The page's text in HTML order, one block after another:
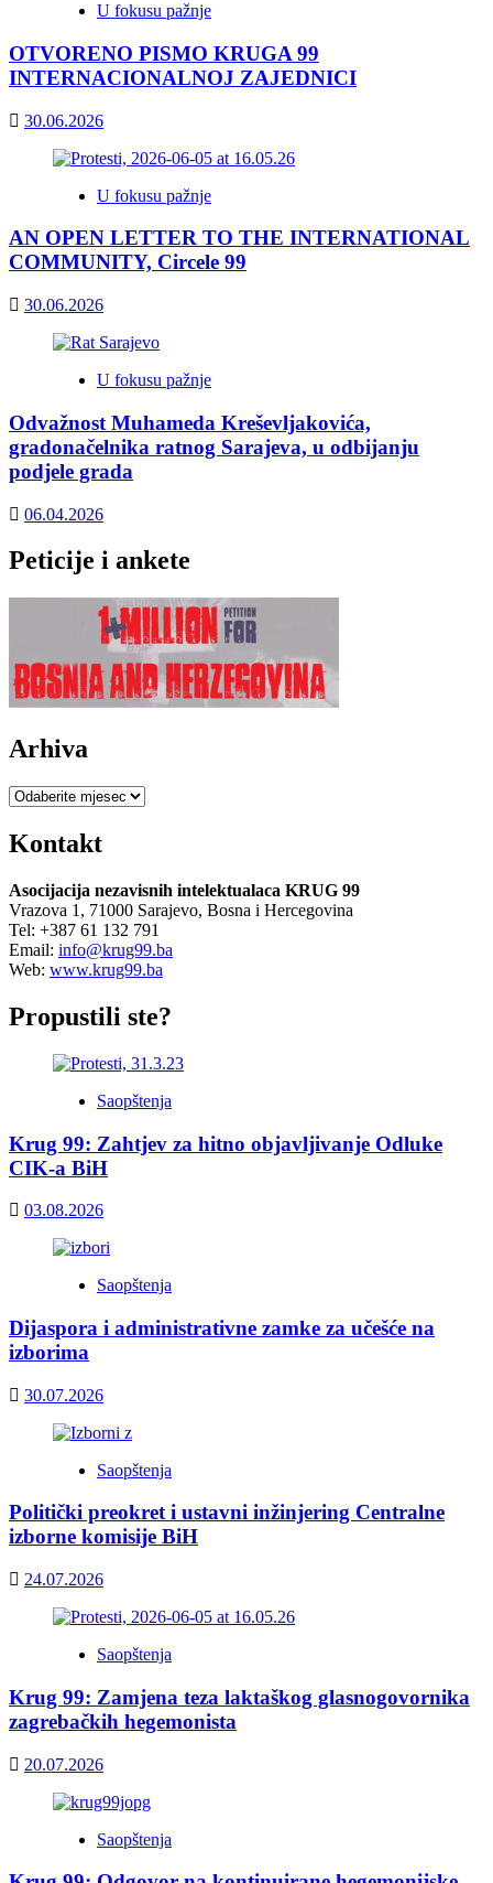
U fokusu pažnje
OTVORENO PISMO KRUGA 99
INTERNACIONALNOJ ZAJEDNICI
30.06.2026
U fokusu pažnje
AN OPEN LETTER TO THE INTERNATIONAL
COMMUNITY, Circele 99
30.06.2026
U fokusu pažnje
Odvažnost Muhameda Kreševljakovića,
gradonačelnika ratnog Sarajeva, u odbijanju
podjele grada
06.04.2026
Peticije i ankete
Arhiva
Arhiva
Kontakt
Asocijacija nezavisnih intelektualaca KRUG 99
Vrazova 1, 71000 Sarajevo, Bosna i Hercegovina
Tel: +387 61 132 791
Email: info@krug99.ba
Web: www.krug99.ba
Propustili ste?
Saopštenja
Krug 99: Zahtjev za hitno objavljivanje Odluke
CIK-a BiH
03.08.2026
Saopštenja
Dijaspora i administrativne zamke za učešće na
izborima
30.07.2026
Saopštenja
Politički preokret i ustavni inžinjering Centralne
izborne komisije BiH
24.07.2026
Saopštenja
Krug 99: Zamjena teza laktaškog glasnogovornika
zagrebačkih hegemonista
20.07.2026
Saopštenja